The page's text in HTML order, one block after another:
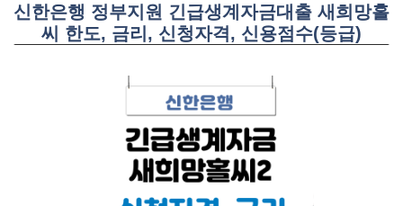
신한은행 정부지원 긴급생계자금대출 새희망홀
씨 한도, 금리, 신청자격, 신용점수(등급)